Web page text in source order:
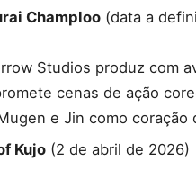
Champloo (data a
Studios produz com
cenas de ação
e Jin como coração
Kujo (2 de abril de 2026)